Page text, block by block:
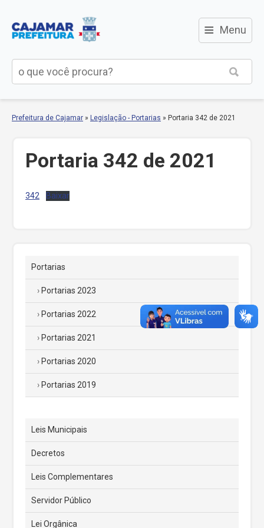
≡ Menu
Prefeitura de Cajamar » Legislação - Portarias » Portaria 342 de 2021
Portaria 342 de 2021
342 Baixar
Portarias
Portarias 2023
Portarias 2022
Portarias 2021
Portarias 2020
Portarias 2019
Leis Municipais
Decretos
Leis Complementares
Servidor Público
Lei Orgânica